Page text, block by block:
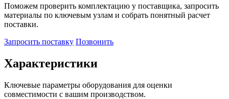
Поможем проверить комплектацию у поставщика, запросить
материалы по ключевым узлам и собрать понятный расчет
поставки.
Запросить поставку Позвонить
Характеристики
Ключевые параметры оборудования для оценки
совместимости с вашим производством.